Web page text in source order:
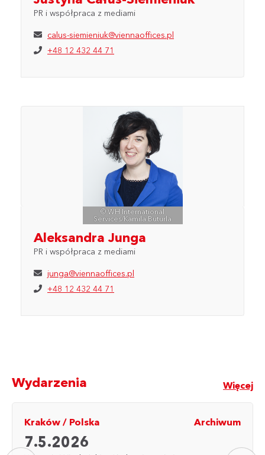
PR i współpraca z mediami
calus-siemieniuk@viennaoffices.pl
+48 12 432 44 71
© WH International
Services/Kamila Buturla
Aleksandra Junga
PR i współpraca z mediami
junga@viennaoffices.pl
+48 12 432 44 71
Wydarzenia Więcej
Kraków / Polska Archiwum
7.5.2026